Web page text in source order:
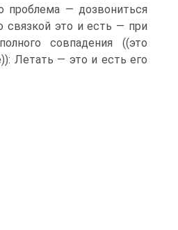
проблема — дозвониться
связкой это и есть — при
совпадения ((это
Летать — это и есть его